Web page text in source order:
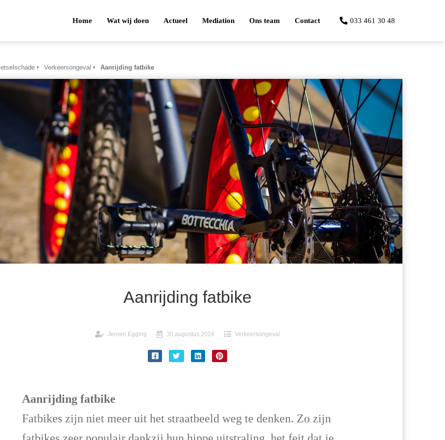
Home Wat wij doen Actueel Mediation Ons team Contact 033 461 30 48
letselschade Verkeersongeval Aanrijding fatbike
Aanrijding fatbike
Jeroen Egging 30 augustus 2024 Verkeersongeval
Aanrijding fatbike
Fatbikes zijn niet meer uit het straatbeeld weg te denken. Zo zijn